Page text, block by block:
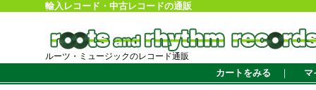
輸入レコード・中古レコードの通販
ルーツ・ミュージックのレコード通販
カートをみる ｜ マ